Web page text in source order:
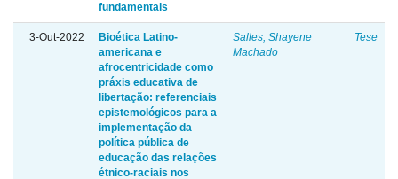
fundamentais
3-Out-2022
Bioética Latino-
americana e
afrocentricidade como
práxis educativa de
libertação: referenciais
epistemológicos para a
implementação da
política pública de
educação das relações
étnico-raciais nos
Salles, Shayene
Machado
Tese